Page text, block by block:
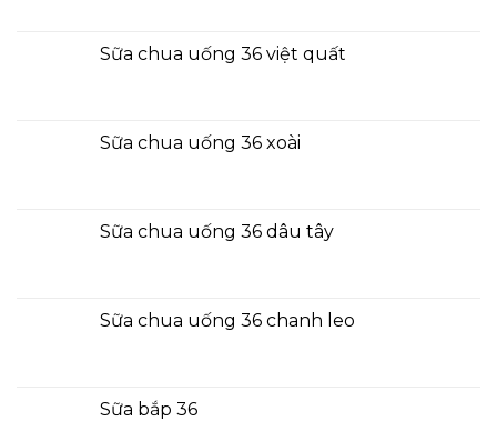
Sữa chua uống 36 việt quất
Sữa chua uống 36 xoài
Sữa chua uống 36 dâu tây
Sữa chua uống 36 chanh leo
Sữa bắp 36